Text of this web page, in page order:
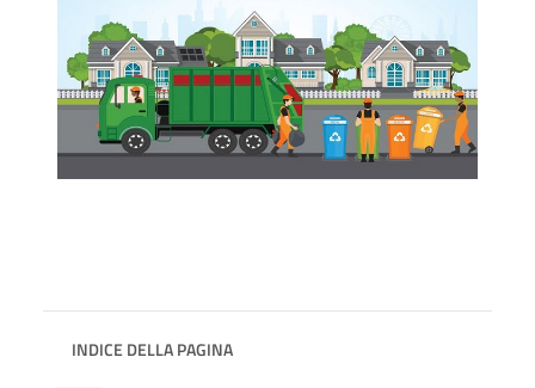
INDICE DELLA PAGINA